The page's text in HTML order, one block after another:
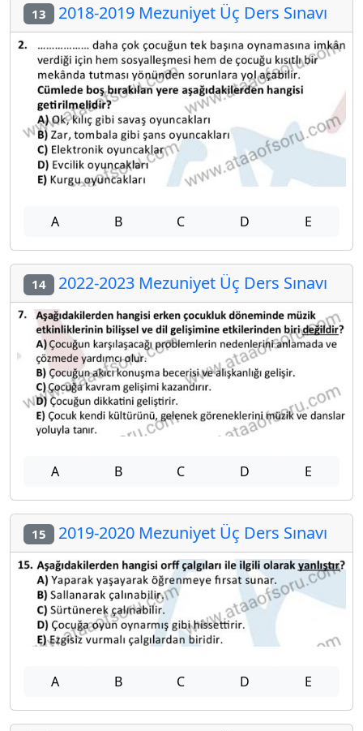
13 2018-2019 Mezuniyet Üç Ders Sınavı
A B C D E
14 2022-2023 Mezuniyet Üç Ders Sınavı
A B C D E
15 2019-2020 Mezuniyet Üç Ders Sınavı
A B C D E